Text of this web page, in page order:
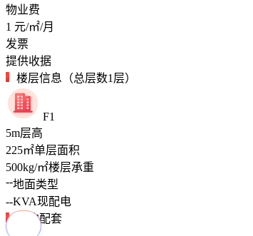
物业费
1 元/㎡/月
发票
提供收据
楼层信息（总层数1层）
F1
5m层高
225㎡单层面积
500kg/㎡楼层承重
--地面类型
--KVA现配电
周边配套